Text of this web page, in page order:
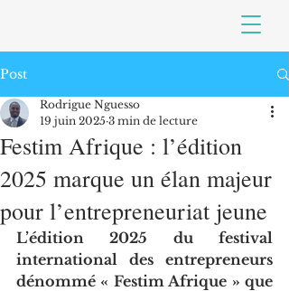
Post
Festim Afrique : l’édition
2025 marque un élan majeur
pour l’entrepreneuriat jeune
Rodrigue Nguesso
19 juin 2025 3 min de lecture
L’édition 2025 du festival
international des entrepreneurs
dénommé « Festim Afrique » que